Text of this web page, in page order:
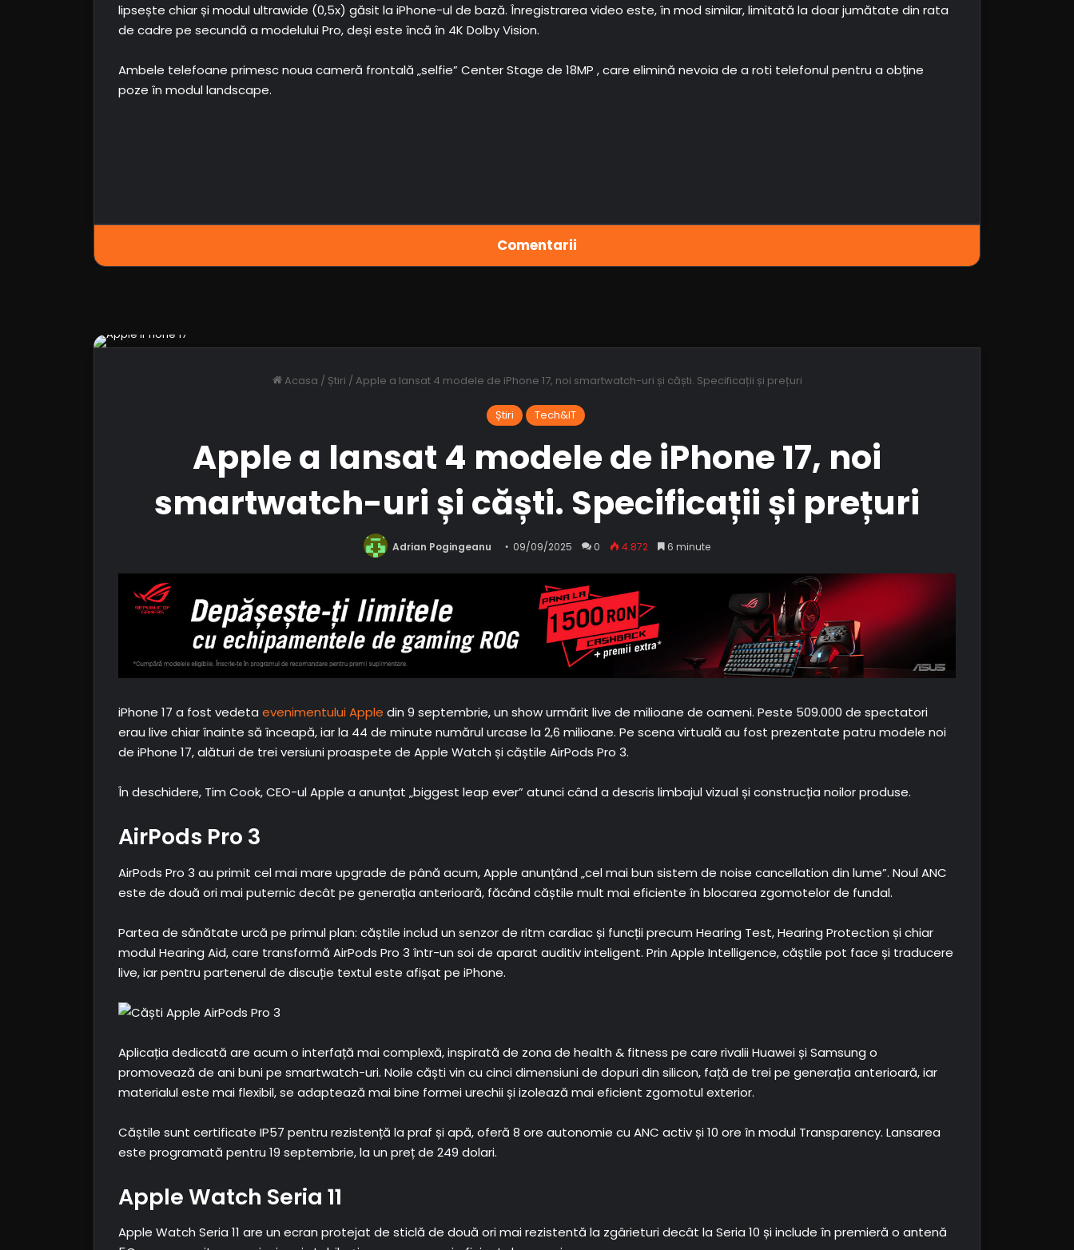
lipsește chiar și modul ultrawide (0,5x) găsit la iPhone-ul de bază. Înregistrarea video este, în mod similar, limitată la doar jumătate din rata
de cadre pe secundă a modelului Pro, deși este încă în 4K Dolby Vision.
Ambele telefoane primesc noua cameră frontală „selfie” Center Stage de 18MP , care elimină nevoia de a roti telefonul pentru a obține
poze în modul landscape.
Comentarii